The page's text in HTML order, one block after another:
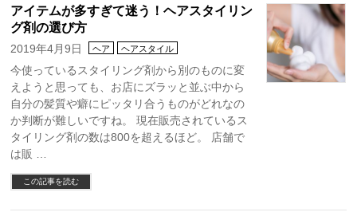
アイテムが多すぎて迷う！ヘアスタイリン
グ剤の選び方
2019年4月9日 ヘア ヘアスタイル
今使っているスタイリング剤から別のものに変
えようと思っても、お店にズラッと並ぶ中から
自分の髪質や癖にピッタリ合うものがどれなの
か判断が難しいですね。 現在販売されているス
タイリング剤の数は800を超えるほど。 店舗で
は販 …
この記事を読む